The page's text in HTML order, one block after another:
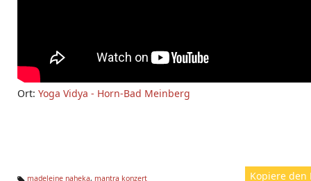
Ort: Yoga Vidya - Horn-Bad Meinberg
Kopiere den
madeleine naheka, mantra konzert